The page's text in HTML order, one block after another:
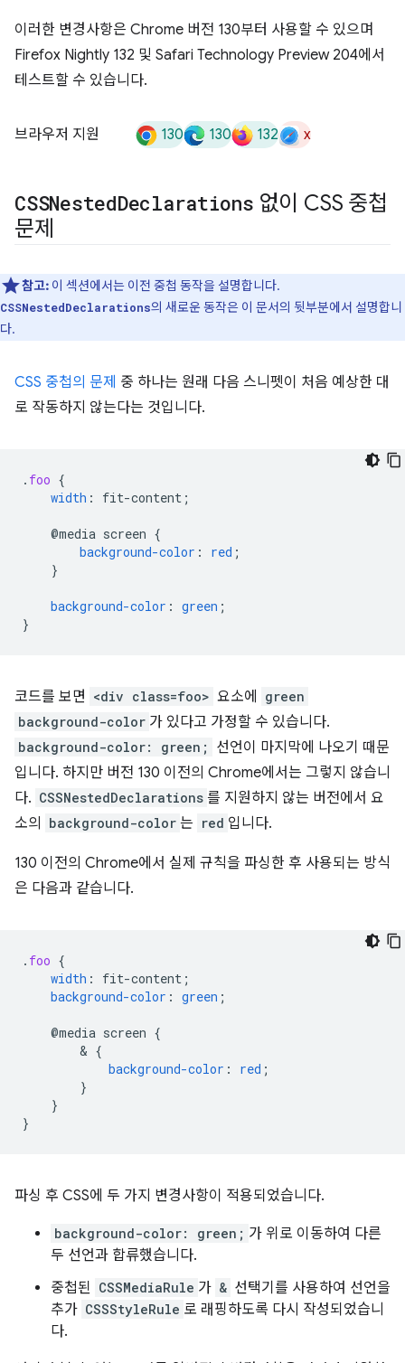
이러한 변경사항은 Chrome 버전 130부터 사용할 수 있으며
Firefox Nightly 132 및 Safari Technology Preview 204에서
테스트할 수 있습니다.
브라우저 지원 130 130 132 x
CSSNestedDeclarations 없이 CSS 중첩
문제
참고: 이 섹션에서는 이전 중첩 동작을 설명합니다.
CSSNestedDeclarations의 새로운 동작은 이 문서의 뒷부분에서 설명합니
다.
CSS 중첩의 문제 중 하나는 원래 다음 스니펫이 처음 예상한 대
로 작동하지 않는다는 것입니다.
. foo {
width : fit-content ;
@media screen {
background-color : red ;
}
background-color : green ;
}
코드를 보면 <div class=foo> 요소에
green
background-color 가 있다고 가정할 수 있습니다.
background-color: green;
선언이 마지막에 나오기 때문
입니다. 하지만 버전 130 이전의 Chrome에서는 그렇지 않습니
다. CSSNestedDeclarations 를 지원하지 않는 버전에서 요
소의
background-color 는 red 입니다.
130 이전의 Chrome에서 실제 규칙을 파싱한 후 사용되는 방식
은 다음과 같습니다.
. foo {
width : fit-content ;
background-color : green ;
@media screen {
        &
{
background-color : red ;
}
}
}
파싱 후 CSS에 두 가지 변경사항이 적용되었습니다.
background-color: green; 가 위로 이동하여 다른
두 선언과 합류했습니다.
중첩된 CSSMediaRule 가 & 선택기를 사용하여 선언을
추가 CSSStyleRule 로 래핑하도록 다시 작성되었습니
다.